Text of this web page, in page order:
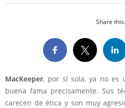
Share
MacKeeper, por sí sola, ya no es
buena fama precisamente. Sus
carecen de ética y son muy